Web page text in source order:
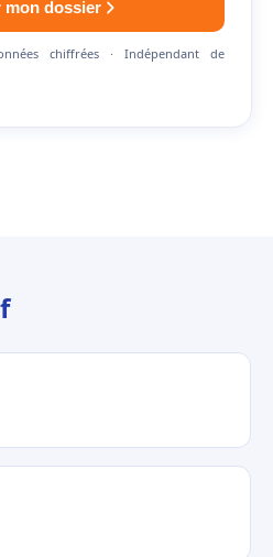
mon dossier
chiffrées · Indépendant de